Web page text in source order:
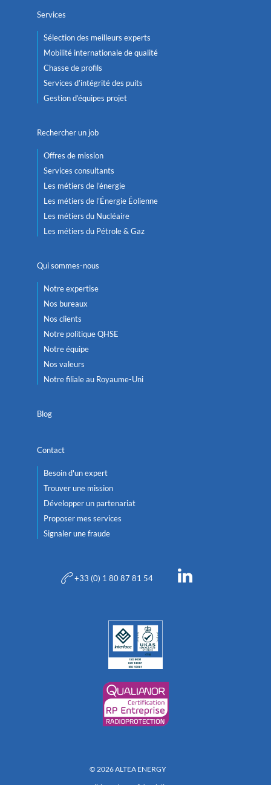
Services
Sélection des meilleurs experts
Mobilité internationale de qualité
Chasse de profils
Services d’intégrité des puits
Gestion d’équipes projet
Rechercher un job
Offres de mission
Services consultants
Les métiers de l’énergie
Les métiers de l’Énergie Éolienne
Les métiers du Nucléaire
Les métiers du Pétrole & Gaz
Qui sommes-nous
Notre expertise
Nos bureaux
Nos clients
Notre politique QHSE
Notre équipe
Nos valeurs
Notre filiale au Royaume-Uni
Blog
Contact
Besoin d'un expert
Trouver une mission
Développer un partenariat
Proposer mes services
Signaler une fraude
+33 (0) 1 80 87 81 54
© 2026 ALTEA ENERGY